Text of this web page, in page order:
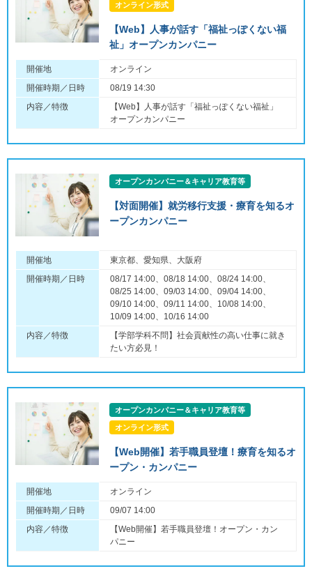
オンライン形式
【Web】人事が話す「福祉っぽくない福
祉」オープンカンパニー
開催地
オンライン
開催時期／日時
08/19 14:30
内容／特徴
【Web】人事が話す「福祉っぽくない福祉」
オープンカンパニー
オープンカンパニー＆キャリア教育等
【対面開催】就労移行支援・療育を知るオ
ープンカンパニー
開催地
東京都、愛知県、大阪府
開催時期／日時
08/17 14:00、08/18 14:00、08/24 14:00、
08/25 14:00、09/03 14:00、09/04 14:00、
09/10 14:00、09/11 14:00、10/08 14:00、
10/09 14:00、10/16 14:00
内容／特徴
【学部学科不問】社会貢献性の高い仕事に就き
たい方必見！
オープンカンパニー＆キャリア教育等
オンライン形式
【Web開催】若手職員登壇！療育を知るオ
ープン・カンパニー
開催地
オンライン
開催時期／日時
09/07 14:00
内容／特徴
【Web開催】若手職員登壇！オープン・カン
パニー